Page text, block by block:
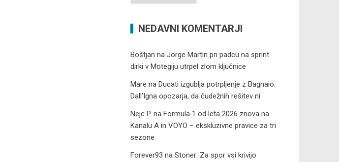
NEDAVNI KOMENTARJI
Boštjan na Jorge Martin pri padcu na sprint
dirki v Motegiju utrpel zlom ključnice
Mare na Ducati izgublja potrpljenje z Bagnaio:
Dall’Igna opozarja, da čudežnih rešitev ni
Nejc P. na Formula 1 od leta 2026 znova na
Kanalu A in VOYO – ekskluzivne pravice za tri
sezone
Forever93 na Stoner: Za spor vsi krivijo